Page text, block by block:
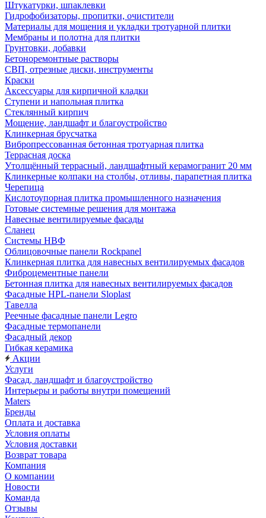
Штукатурки, шпаклевки
Гидрофобизаторы, пропитки, очистители
Материалы для мощения и укладки тротуарной плитки
Мембраны и полотна для плитки
Грунтовки, добавки
Бетоноремонтные растворы
СВП, отрезные диски, инструменты
Краски
Аксессуары для кирпичной кладки
Ступени и напольная плитка
Cтеклянный кирпич
Мощение, ландшафт и благоустройство
Клинкерная брусчатка
Вибропрессованная бетонная тротуарная плитка
Террасная доска
Утолщённый террасный, ландшафтный керамогранит 20 мм
Клинкерные колпаки на столбы, отливы, парапетная плитка
Черепица
Кислотоупорная плитка промышленного назначения
Готовые системные решения для монтажа
Навесные вентилируемые фасады
Сланец
Системы НВФ
Облицовочные панели Rockpanel
Клинкерная плитка для навесных вентилируемых фасадов
Фиброцементные панели
Бетонная плитка для навесных вентилируемых фасадов
Фасадные HPL-панели Sloplast
Тавелла
Реечные фасадные панели Legro
Фасадные термопанели
Фасадный декор
Гибкая керамика
Акции
Услуги
Фасад, ландшафт и благоустройство
Интерьеры и работы внутри помещений
Maters
Бренды
Оплата и доставка
Условия оплаты
Условия доставки
Возврат товара
Компания
О компании
Новости
Команда
Отзывы